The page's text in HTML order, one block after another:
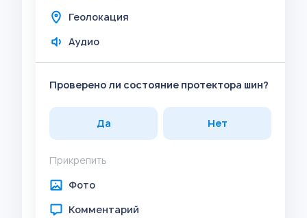
Геолокация
Аудио
Проверено ли состояние протектора шин?
Да Нет
Прикрепить
Фото
Комментарий